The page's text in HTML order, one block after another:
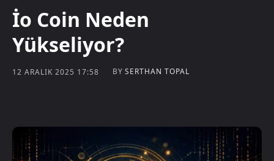
İo Coin Neden
Yükseliyor?
12 ARALIK 2025 17:58 BY SERTHAN TOPAL